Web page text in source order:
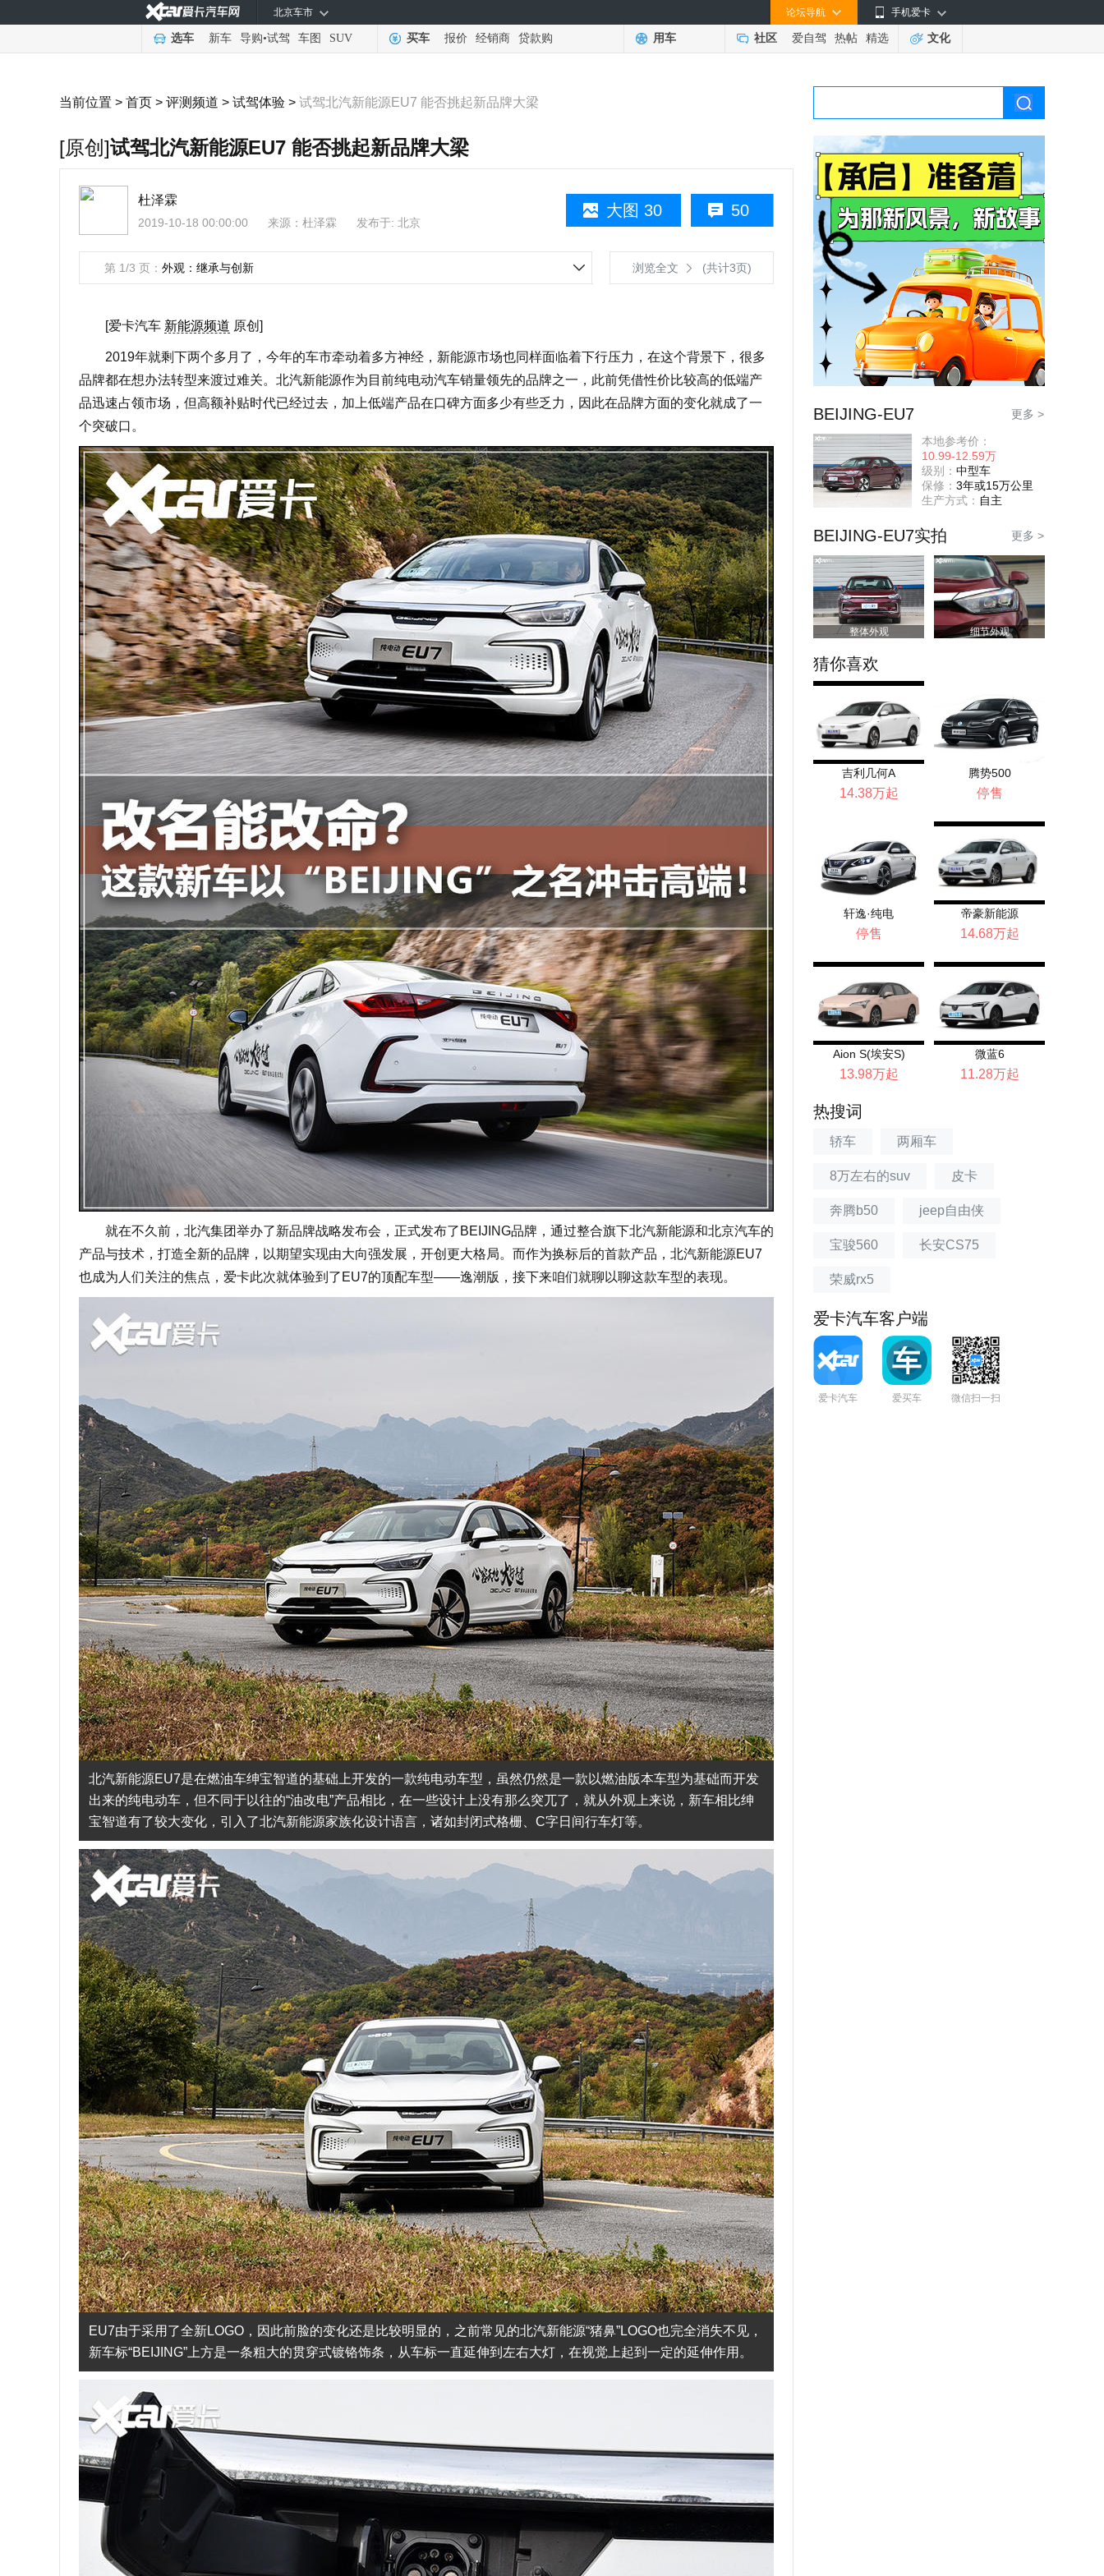
手机爱卡
论坛导航
北京车市
选车 新车 导购•试驾 车图 SUV 买车 报价 经销商 贷款购 用车 社区 爱自驾 热帖 精选 文化
当前位置 > 首页 > 评测频道 > 试驾体验 > 试驾北汽新能源EU7 能否挑起新品牌大梁
[原创]试驾北汽新能源EU7 能否挑起新品牌大梁
50
大图 30
杜泽霖
2019-10-18 00:00:00 来源： 杜泽霖 发布于: 北京
第 1/3 页： 外观：继承与创新 浏览全文 (共计3页)
[爱卡汽车 新能源频道 原创]
2019年就剩下两个多月了，今年的车市牵动着多方神经，新能源市场也同样面临着下行压力，在这个背景下，很多
品牌都在想办法转型来渡过难关。北汽新能源作为目前纯电动汽车销量领先的品牌之一，此前凭借性价比较高的低端产
品迅速占领市场，但高额补贴时代已经过去，加上低端产品在口碑方面多少有些乏力，因此在品牌方面的变化就成了一
个突破口。
就在不久前，北汽集团举办了新品牌战略发布会，正式发布了BEIJING品牌，通过整合旗下北汽新能源和北京汽车的
产品与技术，打造全新的品牌，以期望实现由大向强发展，开创更大格局。而作为换标后的首款产品，北汽新能源EU7
也成为人们关注的焦点，爱卡此次就体验到了EU7的顶配车型——逸潮版，接下来咱们就聊以聊这款车型的表现。
北汽新能源EU7是在燃油车绅宝智道的基础上开发的一款纯电动车型，虽然仍然是一款以燃油版本车型为基础而开发
出来的纯电动车，但不同于以往的“油改电”产品相比，在一些设计上没有那么突兀了，就从外观上来说，新车相比绅
宝智道有了较大变化，引入了北汽新能源家族化设计语言，诸如封闭式格栅、C字日间行车灯等。
EU7由于采用了全新LOGO，因此前脸的变化还是比较明显的，之前常见的北汽新能源“猪鼻”LOGO也完全消失不见，
新车标“BEIJING”上方是一条粗大的贯穿式镀铬饰条，从车标一直延伸到左右大灯，在视觉上起到一定的延伸作用。
BEIJING-EU7 更多 >
本地参考价：
10.99-12.59万
级别： 中型车
保修： 3年或15万公里
生产方式： 自主
BEIJING-EU7实拍 更多 >
整体外观 细节外观
猜你喜欢
吉利几何A
14.38万起
腾势500
停售
轩逸·纯电
停售
帝豪新能源
14.68万起
Aion S(埃安S)
13.98万起
微蓝6
11.28万起
热搜词
轿车 两厢车
8万左右的suv 皮卡
奔腾b50 jeep自由侠
宝骏560 长安CS75
荣威rx5
爱卡汽车客户端
爱卡汽车 爱买车 微信扫一扫